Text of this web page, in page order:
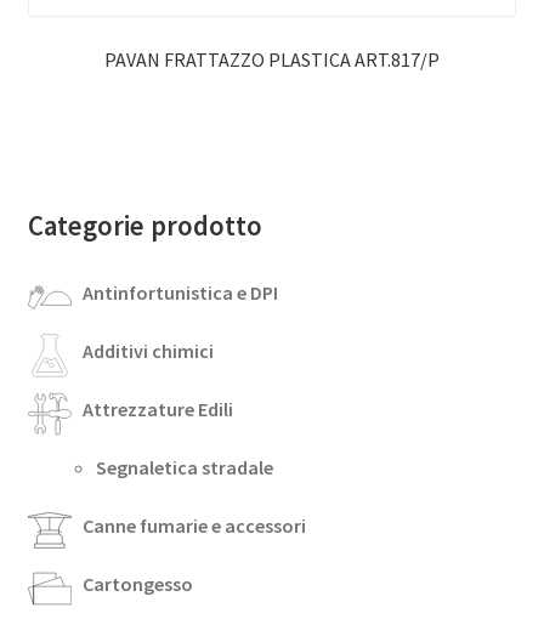
PAVAN FRATTAZZO PLASTICA ART.817/P
Categorie prodotto
Antinfortunistica e DPI
Additivi chimici
Attrezzature Edili
Segnaletica stradale
Canne fumarie e accessori
Cartongesso